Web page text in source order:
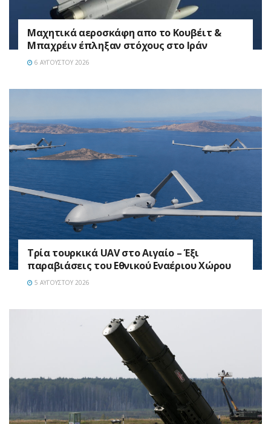
Mαχητικά αεροσκάφη απο το Κουβέιτ &
Μπαχρέιν έπληξαν στόχους στο Ιράν
6 ΑΥΓΟΎΣΤΟΥ 2026
Τρία τουρκικά UAV στο Αιγαίο – Έξι
παραβιάσεις του Εθνικού Εναέριου Χώρου
5 ΑΥΓΟΎΣΤΟΥ 2026